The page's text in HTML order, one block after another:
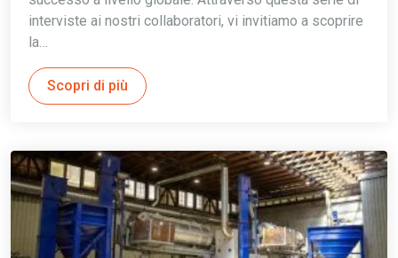
interviste ai nostri collaboratori, vi invitiamo a scoprire
la…
Scopri di più